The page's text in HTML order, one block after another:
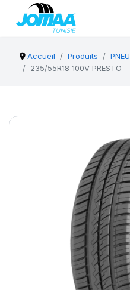
Accueil Produits PNEU
235/55R18 100V PRESTO